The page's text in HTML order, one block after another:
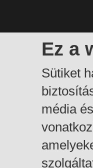
Ez a
Sütiket
média